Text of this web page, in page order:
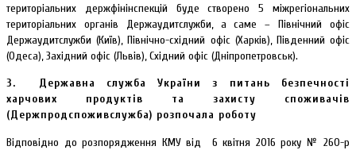
територіальних держфінінспекцій буде створено 5 міжрегіональних
територіальних органів Держаудитслужби, а саме – Північний офіс
Держаудитслужби (Київ), Північно-східний офіс (Харків), Південний офіс
(Одеса), Західний офіс (Львів), Східний офіс (Дніпропетровськ).
3. Державна служба України з питань безпечності
харчових продуктів та захисту споживачів
(Держпродспоживслужба) розпочала роботу
Відповідно до розпорядження КМУ від 6 квітня 2016 року № 260-р